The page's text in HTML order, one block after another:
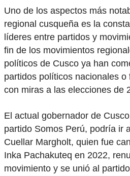
Uno de los aspectos más
regional cusqueña es la
líderes entre partidos y
fin de los movimientos
políticos de Cusco ya han
partidos políticos nacionales
con miras a las elecciones de
El actual gobernador de
partido Somos Perú, podría ir
Cuellar Margholt, quien fue
Inka Pachakuteq en 2022,
movimiento y se unió al